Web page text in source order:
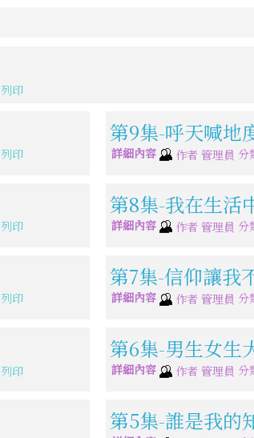
列印
列印
第9集-呼天喊地
詳細內容 作者 管理員 分
列印
第8集-我在生活
詳細內容 作者 管理員 分
列印
第7集-信仰讓我
詳細內容 作者 管理員 分
列印
第6集-男生女生
詳細內容 作者 管理員 分
第5集-誰是我的